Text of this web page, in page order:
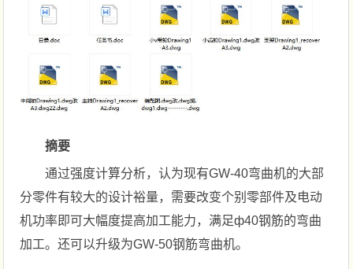
摘要
通过强度计算分析，认为现有GW-40弯曲机的大部
分零件有较大的设计裕量，需要改变个别零部件及电动
机功率即可大幅度提高加工能力，满足ф40钢筋的弯曲
加工。还可以升级为GW-50钢筋弯曲机。